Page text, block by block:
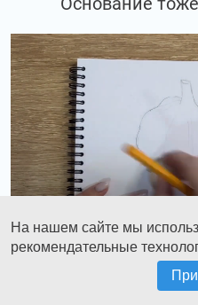
И переходим к
На нашем сайте мы
рекомендательные